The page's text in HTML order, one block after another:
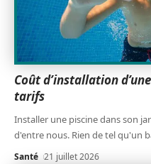
Coût d’installation
tarifs
Installer une piscine dans son
d'entre nous. Rien de tel qu'un
Santé 21 juillet 2026